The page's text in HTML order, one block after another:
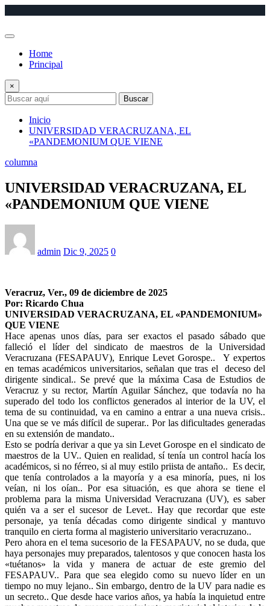
Home
Principal
×
Buscar
Inicio
UNIVERSIDAD VERACRUZANA, EL
«PANDEMONIUM QUE VIENE
columna
UNIVERSIDAD VERACRUZANA, EL
«PANDEMONIUM QUE VIENE
admin Dic 9, 2025 0
Veracruz, Ver., 09 de diciembre de 2025
Por: Ricardo Chua
UNIVERSIDAD VERACRUZANA, EL «PANDEMONIUM»
QUE VIENE
Hace apenas unos días, para ser exactos el pasado sábado que
falleció el líder del sindicato de maestros de la Universidad
Veracruzana (FESAPAUV), Enrique Levet Gorospe.. Y expertos
en temas académicos universitarios, señalan que tras el deceso del
dirigente sindical.. Se prevé que la máxima Casa de Estudios de
Veracruz y su rector, Martín Aguilar Sánchez, que todavía no ha
superado del todo los conflictos generados al interior de la UV, el
tema de su continuidad, va en camino a entrar a una nueva crisis..
Una que se ve más difícil de superar.. Por las dificultades generadas
en su extensión de mandato..
Esto se podría derivar a que ya sin Levet Gorospe en el sindicato de
maestros de la UV.. Quien en realidad, sí tenía un control hacía los
académicos, si no férreo, si al muy estilo priista de antaño.. Es decir,
que tenía controlados a la mayoría y a esa minoría, pues, ni los
veían, ni los oían.. Por esa situación, es que ahora se tiene el
problema para la misma Universidad Veracruzana (UV), es saber
quién va a ser el sucesor de Levet.. Hay que recordar que este
personaje, ya tenía décadas como dirigente sindical y mantuvo
tranquilo en cierta forma al magisterio universitario veracruzano..
Pero ahora en el tema sucesorio de la FESAPAUV, no se duda, que
haya personajes muy preparados, talentosos y que conocen hasta los
«tuétanos» la vida y manera de actuar de este gremio del
FESAPAUV.. Para que sea elegido como su nuevo líder en un
tiempo no muy lejano.. Sin embargo, dentro de la UV para nadie es
un secreto.. Que desde hace varios años, ya había la inquietud entre